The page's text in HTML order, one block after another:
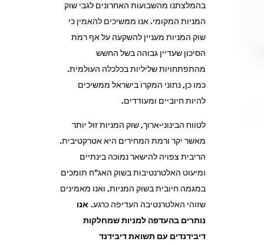
בהמלצתנו מהשבועות האחרונים לגבי שוק
המניות המקומי. אנו ממשיכים להאמין כי
שוק המניות מעניין להשקעה על אף רמת
הסיכון שעדיין גבוהה בשל החשש
מהתפתחויות שליליות בכלכלה העולמית.
כמו כן, נתוני המקרו בישראל ממשיכים
להיות חיוביים ומעודדים.
לטווח הבינוני-ארוך, שוק המניות זול יותר
מאשר יקר ורמת המחירים היא אטרקטיבית.
הריבית צפויה להישאר נמוכה בינתיים
ומיעוט האלטרנטיבות בשוק האג"ח תומכים
במגמה חיובית בשוק המניות, ואנו מאמינים
שזוהי האלטרנטיבה העדיפה כרגע. אנו
נותרים בהעדפה למניות שמחלקות
דיבידנדים עם תשואת דיבידנד